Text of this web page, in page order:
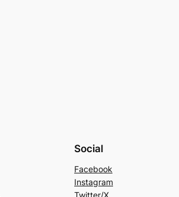
Social
Facebook
Instagram
Twitter/X